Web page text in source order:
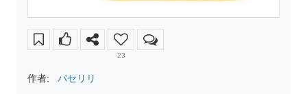
23
作者: パセリリ